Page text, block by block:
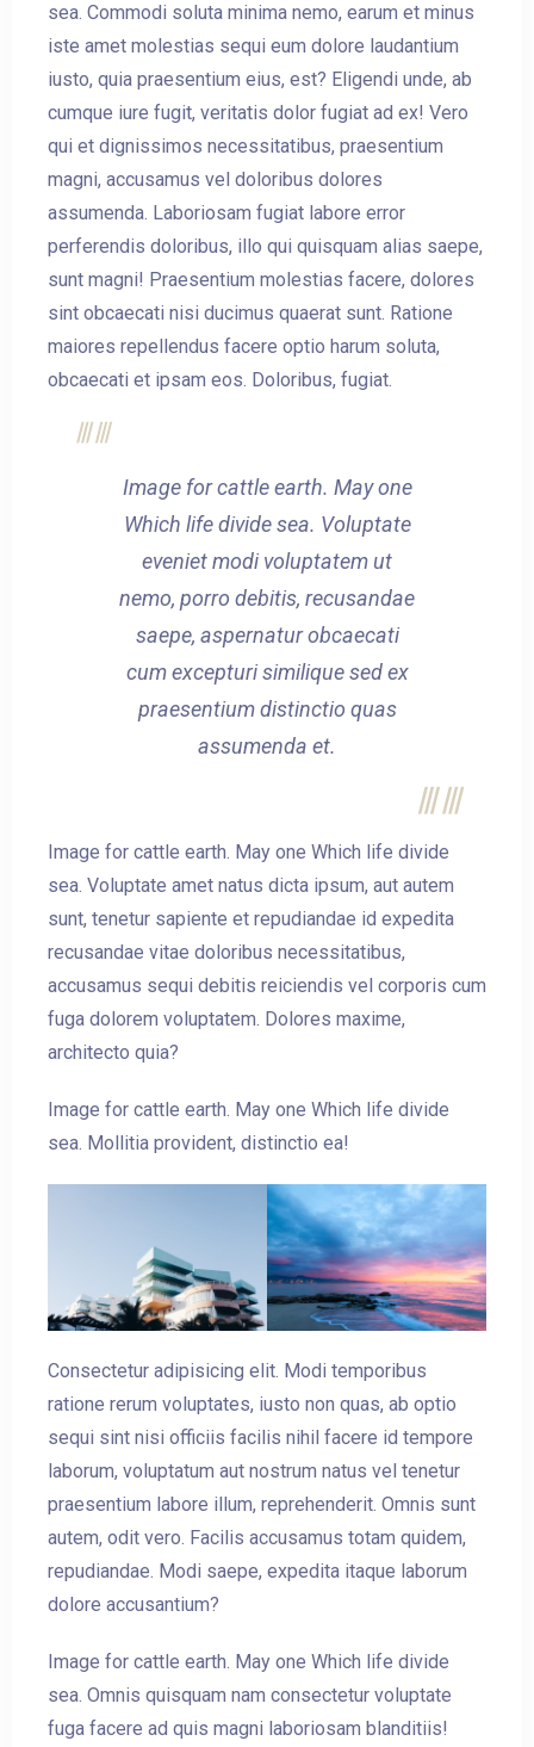
sea. Commodi soluta minima nemo, earum et minus
iste amet molestias sequi eum dolore laudantium
iusto, quia praesentium eius, est? Eligendi unde, ab
cumque iure fugit, veritatis dolor fugiat ad ex! Vero
qui et dignissimos necessitatibus, praesentium
magni, accusamus vel doloribus dolores
assumenda. Laboriosam fugiat labore error
perferendis doloribus, illo qui quisquam alias saepe,
sunt magni! Praesentium molestias facere, dolores
sint obcaecati nisi ducimus quaerat sunt. Ratione
maiores repellendus facere optio harum soluta,
obcaecati et ipsam eos. Doloribus, fugiat.
Image for cattle earth. May one
Which life divide sea. Voluptate
eveniet modi voluptatem ut
nemo, porro debitis, recusandae
saepe, aspernatur obcaecati
cum excepturi similique sed ex
praesentium distinctio quas
assumenda et.
Image for cattle earth. May one Which life divide
sea. Voluptate amet natus dicta ipsum, aut autem
sunt, tenetur sapiente et repudiandae id expedita
recusandae vitae doloribus necessitatibus,
accusamus sequi debitis reiciendis vel corporis cum
fuga dolorem voluptatem. Dolores maxime,
architecto quia?
Image for cattle earth. May one Which life divide
sea. Mollitia provident, distinctio ea!
Consectetur adipisicing elit. Modi temporibus
ratione rerum voluptates, iusto non quas, ab optio
sequi sint nisi officiis facilis nihil facere id tempore
laborum, voluptatum aut nostrum natus vel tenetur
praesentium labore illum, reprehenderit. Omnis sunt
autem, odit vero. Facilis accusamus totam quidem,
repudiandae. Modi saepe, expedita itaque laborum
dolore accusantium?
Image for cattle earth. May one Which life divide
sea. Omnis quisquam nam consectetur voluptate
fuga facere ad quis magni laboriosam blanditiis!
Invités:
1
CHERCHER